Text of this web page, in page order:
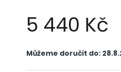
5 440 Kč
cena:
Můžeme doručit do: